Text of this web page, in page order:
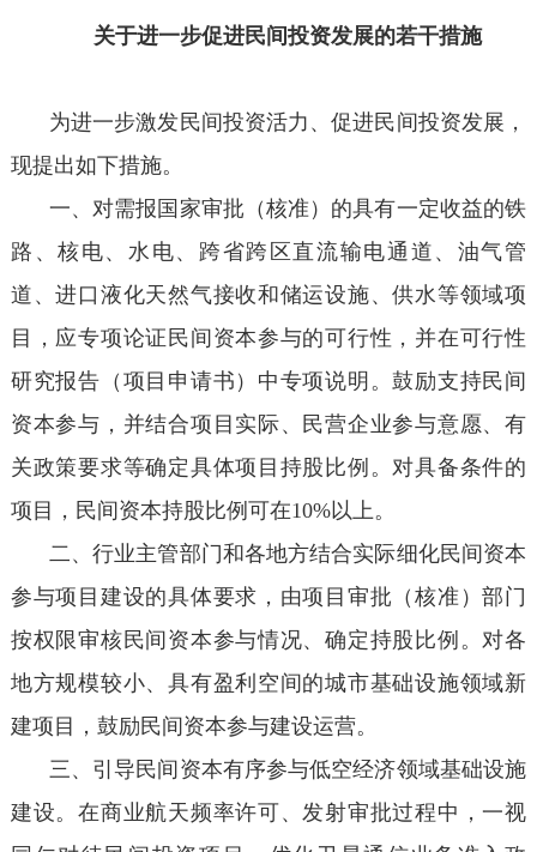
关于进一步促进民间投资发展的若干措施
为进一步激发民间投资活力、促进民间投资发展，
现提出如下措施。
一、对需报国家审批（核准）的具有一定收益的铁
路、核电、水电、跨省跨区直流输电通道、油气管
道、进口液化天然气接收和储运设施、供水等领域项
目，应专项论证民间资本参与的可行性，并在可行性
研究报告（项目申请书）中专项说明。鼓励支持民间
资本参与，并结合项目实际、民营企业参与意愿、有
关政策要求等确定具体项目持股比例。对具备条件的
项目，民间资本持股比例可在10%以上。
二、行业主管部门和各地方结合实际细化民间资本
参与项目建设的具体要求，由项目审批（核准）部门
按权限审核民间资本参与情况、确定持股比例。对各
地方规模较小、具有盈利空间的城市基础设施领域新
建项目，鼓励民间资本参与建设运营。
三、引导民间资本有序参与低空经济领域基础设施
建设。在商业航天频率许可、发射审批过程中，一视